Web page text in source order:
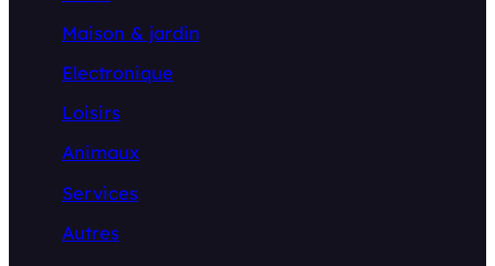
Maison & jardin
Electronique
Loisirs
Animaux
Services
Autres